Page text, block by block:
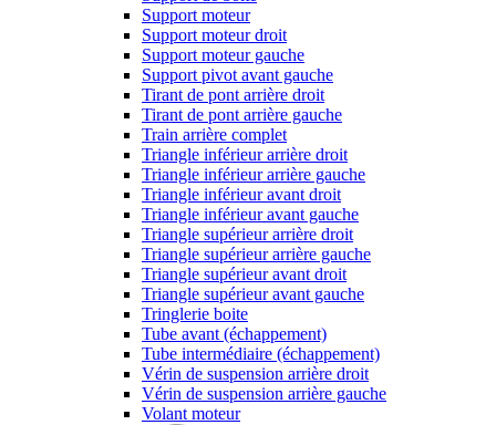
Support moteur
Support moteur droit
Support moteur gauche
Support pivot avant gauche
Tirant de pont arrière droit
Tirant de pont arrière gauche
Train arrière complet
Triangle inférieur arrière droit
Triangle inférieur arrière gauche
Triangle inférieur avant droit
Triangle inférieur avant gauche
Triangle supérieur arrière droit
Triangle supérieur arrière gauche
Triangle supérieur avant droit
Triangle supérieur avant gauche
Tringlerie boite
Tube avant (échappement)
Tube intermédiaire (échappement)
Vérin de suspension arrière droit
Vérin de suspension arrière gauche
Volant moteur